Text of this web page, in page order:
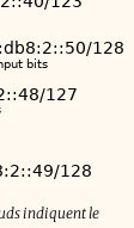
indiquent le